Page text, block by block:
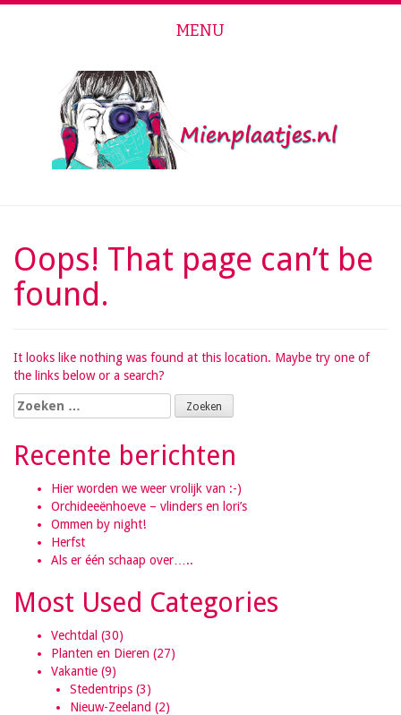
MENU
Skip to content
Oops! That page can’t be
found.
It looks like nothing was found at this location. Maybe try one of
the links below or a search?
Zoeken naar:
Recente berichten
Hier worden we weer vrolijk van :-)
Orchideeënhoeve – vlinders en lori’s
Ommen by night!
Herfst
Als er één schaap over…..
Most Used Categories
Vechtdal (30)
Planten en Dieren (27)
Vakantie (9)
Stedentrips (3)
Nieuw-Zeeland (2)